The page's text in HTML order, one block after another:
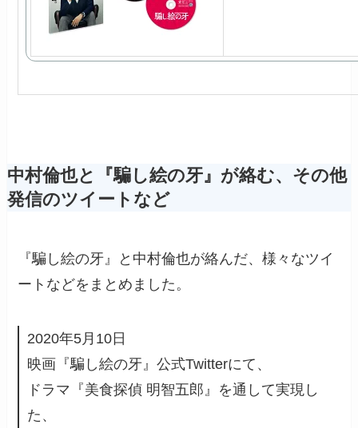
中村倫也と『騙し絵の牙』が絡む、その他
発信のツイートなど
『騙し絵の牙』と中村倫也が絡んだ、様々なツイ
ートなどをまとめました。
2020年5月10日
映画『騙し絵の牙』公式Twitterにて、
ドラマ『美食探偵 明智五郎』を通して実現し
た、